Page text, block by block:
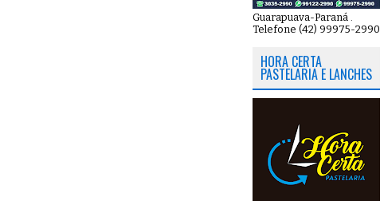
Guarapuava-Paraná .
Telefone (42) 99975-2990
HORA CERTA
PASTELARIA E LANCHES